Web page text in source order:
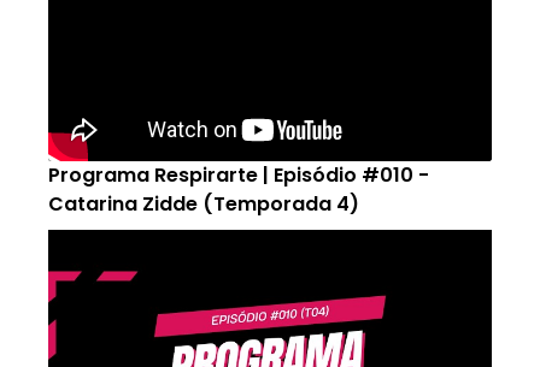
Programa Respirarte | Episódio #010 -
Catarina Zidde (Temporada 4)